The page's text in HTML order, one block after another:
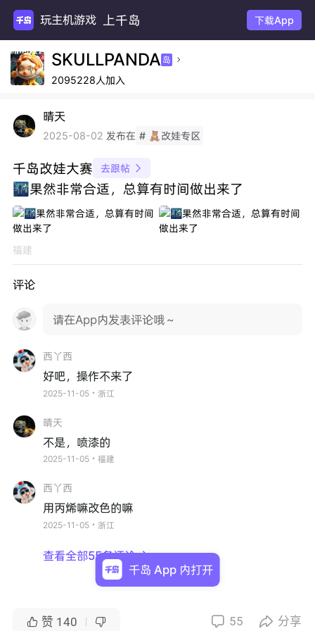
玩主机游戏 上千岛 下载App
SKULLPANDA 岛 
2095228人加入
晴天
2025-08-02 发布在 # 🧸改娃专区
千岛改娃大赛 去跟帖 
🌃果然非常合适，总算有时间做出来了
福建
评论
请在App内发表评论哦～
西丫西
好吧，操作不来了
2025-11-05・浙江
晴天
不是，喷漆的
2025-11-05・福建
西丫西
用丙烯嘛改色的嘛
2025-11-05・浙江
查看全部55条评论 
 赞 140   55  分享
千岛 App 内打开